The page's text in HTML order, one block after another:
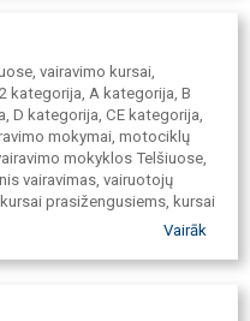
Moderni mokymosi
Mūsų mokyklos mokiniai
su šeimos vairavimo
paruoš ne tik vairavimo
bei praktinių įgūdžių
vairavimo kursai,
kategorija, A kategorija, B
D kategorija, CE kategorija,
mokymai, motociklų
mokyklos Telšiuose,
vairavimas, vairuotojų
prasižengusiems, kursai
mokykla Telšiuose, teisių
mokymas kroviniams vežti,
Vairāk